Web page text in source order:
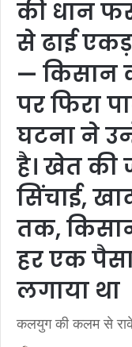
की धान
से ढाई
— किसान
पर फिरा
घटना ने
है। खेत की
सिंचाई,
तक,
हर एक
लगाया था
कलयुग की कलम से